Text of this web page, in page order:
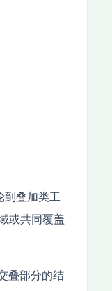
到叠加类工
或共同覆盖
叠部分的结